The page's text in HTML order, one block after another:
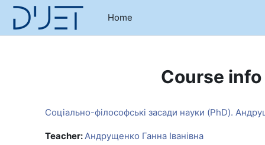
Skip to main content
Home
Course info
Соціально-філософські засади науки (PhD).
Teacher:Андрущенко Ганна Іванівна